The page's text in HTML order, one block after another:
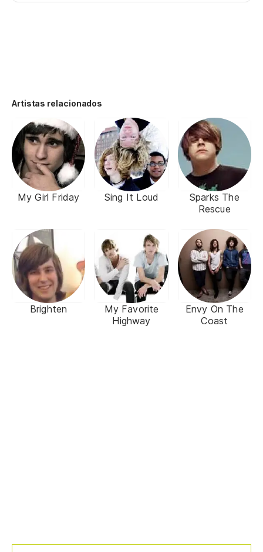
Artistas relacionados
My Girl Friday Sing It Loud
Sparks The
Rescue
Brighten
My Favorite
Highway
Envy On The
Coast